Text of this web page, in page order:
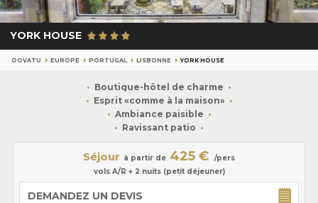
YORK HOUSE
OOVATU EUROPE PORTUGAL LISBONNE YORK HOUSE
Boutique-hôtel de charme
Esprit «comme à la maison»
Ambiance paisible
Ravissant patio
Séjour à partir de 425 €
/pers
vols A/R + 2 nuits (petit déjeuner)
DEMANDEZ UN DEVIS